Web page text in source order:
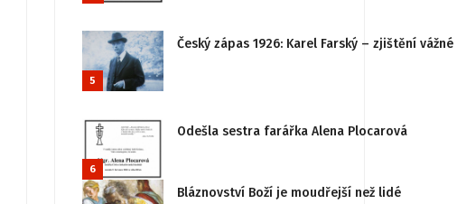
5
Český zápas 1926: Karel Farský – zjištění
6
Odešla sestra farářka Alena Plocarová
Bláznovství Boží je moudřejší než lidé